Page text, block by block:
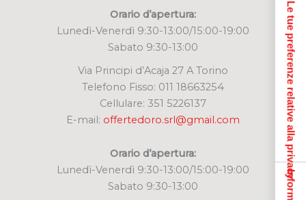
Orario d’apertura:
Lunedì-Venerdì 9:30-13:00/15:00-19:00
Sabato 9:30-13:00
Via Principi d’Acaja 27 A Torino
Telefono Fisso: 011 18663254
Cellulare: 351 5226137
E-mail: offertedoro.srl@gmail.com
Orario d’apertura:
Lunedì-Venerdì 9:30-13:00/15:00-19:00
Sabato 9:30-13:00
Le tue preferenze relative alla privacy